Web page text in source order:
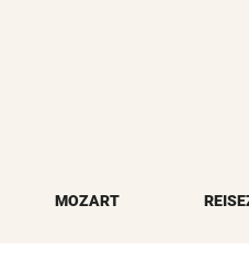
MOZART